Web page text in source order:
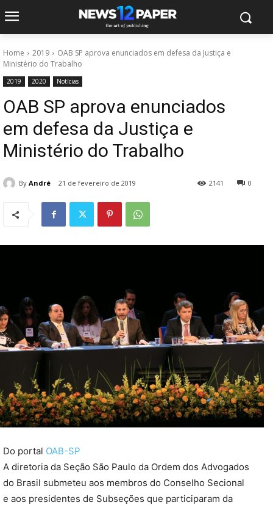
Home 2019
OAB SP aprova enunciados em defesa da Justiça e
Ministério do Trabalho
2019 2020 Notícias
OAB SP aprova enunciados
em defesa da Justiça e
Ministério do Trabalho
By André 21 de fevereiro de 2019 0
2141
Do portal OAB-SP
A diretoria da Seção São Paulo da Ordem dos Advogados
do Brasil submeteu aos membros do Conselho Secional
e aos presidentes de Subseções que participaram da